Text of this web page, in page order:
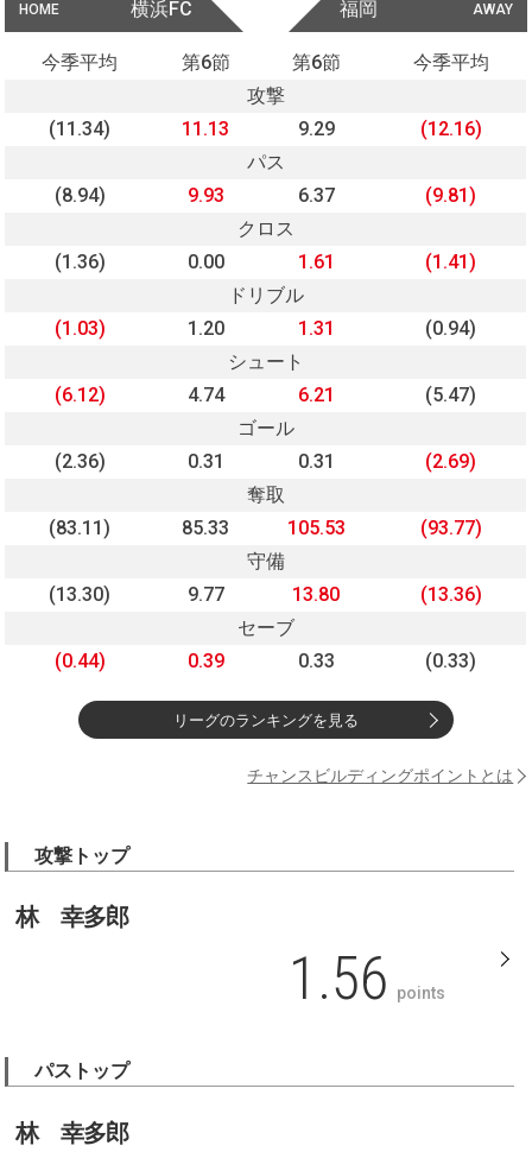
HOME 横浜FC AWAY
福岡
今季平均 第6節 第6節
今季平均
攻撃
(11.34)
11.13 9.29
(12.16)
パス
(8.94)
9.93 6.37
(9.81)
クロス
(1.36)
0.00 1.61
(1.41)
ドリブル
(1.03)
1.20 1.31
(0.94)
シュート
(6.12)
4.74 6.21
(5.47)
ゴール
(2.36)
0.31 0.31
(2.69)
奪取
(83.11)
85.33 105.53
(93.77)
守備
(13.30)
9.77 13.80
(13.36)
セーブ
(0.44)
0.39 0.33 (0.33)
リーグのランキングを見る
チャンスビルディングポイントとは
攻撃トップ
林 幸多郎
1.56 points
パストップ
林 幸多郎